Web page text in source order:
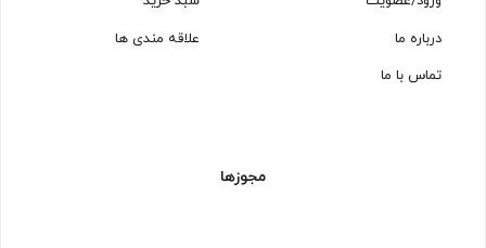
درباره ما
تماس با ما
علاقه مندی ها
مجوزها